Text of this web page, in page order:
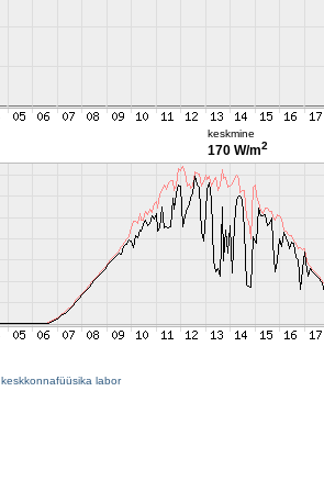
keskmine
170 W/m2
keskkonnafüüsika labor